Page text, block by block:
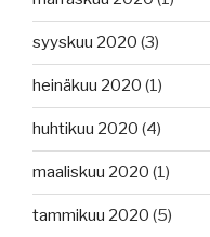
syyskuu 2020 (3)
heinäkuu 2020 (1)
huhtikuu 2020 (4)
maaliskuu 2020 (1)
tammikuu 2020 (5)